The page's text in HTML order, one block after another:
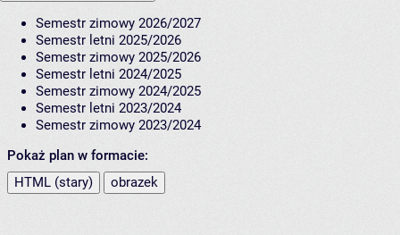
Semestr zimowy 2026/2027
Semestr letni 2025/2026
Semestr zimowy 2025/2026
Semestr letni 2024/2025
Semestr zimowy 2024/2025
Semestr letni 2023/2024
Semestr zimowy 2023/2024
Pokaż plan w formacie:
HTML (stary)
obrazek